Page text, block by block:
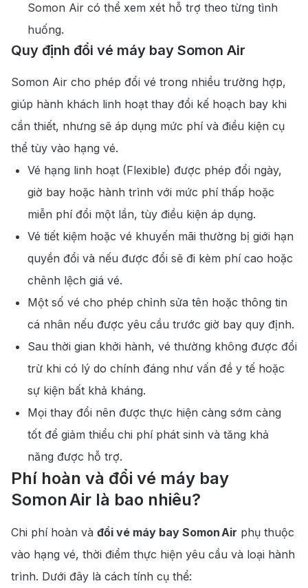
Somon Air có thể xem xét hỗ trợ theo từng tình
huống.
Quy định đổi vé máy bay Somon Air
Somon Air cho phép đổi vé trong nhiều trường hợp,
giúp hành khách linh hoạt thay đổi kế hoạch bay khi
cần thiết, nhưng sẽ áp dụng mức phí và điều kiện cụ
thể tùy vào hạng vé.
Vé hạng linh hoạt (Flexible) được phép đổi ngày,
giờ bay hoặc hành trình với mức phí thấp hoặc
miễn phí đổi một lần, tùy điều kiện áp dụng.
Vé tiết kiệm hoặc vé khuyến mãi thường bị giới hạn
quyền đổi và nếu được đổi sẽ đi kèm phí cao hoặc
chênh lệch giá vé.
Một số vé cho phép chỉnh sửa tên hoặc thông tin
cá nhân nếu được yêu cầu trước giờ bay quy định.
Sau thời gian khởi hành, vé thường không được đổi
trừ khi có lý do chính đáng như vấn đề y tế hoặc
sự kiện bất khả kháng.
Mọi thay đổi nên được thực hiện càng sớm càng
tốt để giảm thiểu chi phí phát sinh và tăng khả
năng được hỗ trợ.
Phí hoàn và đổi vé máy bay
Somon Air là bao nhiêu?
Chi phí hoàn và đổi vé máy bay Somon Air phụ thuộc
vào hạng vé, thời điểm thực hiện yêu cầu và loại hành
trình. Dưới đây là cách tính cụ thể: